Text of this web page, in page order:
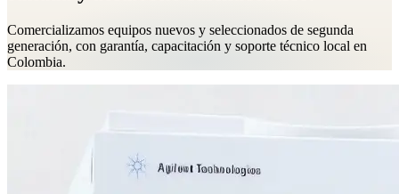
Comercializamos equipos nuevos y seleccionados de segunda
generación, con garantía, capacitación y soporte técnico local en
Colombia.